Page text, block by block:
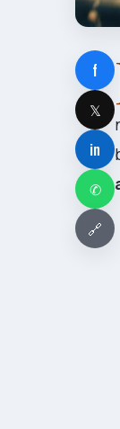
f
𝕏
in
✆
🔗